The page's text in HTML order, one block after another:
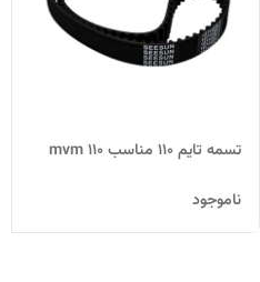
تسمه تایم 110 مناسب mvm 110
ناموجود